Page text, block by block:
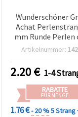
Wunderschöner
Achat
mm Runde Perlen
Stück, ideal für
Bastelbedarf
Artikelnummer:
2.20€ 1-4
RABATTE
FÜR MENGE
1.76 €- 20 %5 Strang